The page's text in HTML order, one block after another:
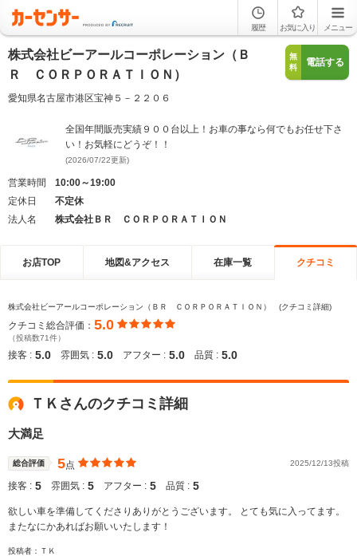
履歴 お気に入り メニュー
株式会社ビーアールコーポレーション（Ｂ
Ｒ ＣＯＲＰＯＲＡＴＩＯＮ）
愛知県名古屋市港区宝神５－２２０６
無
料
電話する
全国年間販売実績９００台以上！お車の事なら何でもお任せ下さ
い！お気軽にどうぞ！！
(2026/07/22更新)
営業時間
10:00～19:00
定休日
不定休
法人名
株式会社ＢＲ ＣＯＲＰＯＲＡＴＩＯＮ
お店TOP 地図&アクセス 在庫一覧 クチコミ
株式会社ビーアールコーポレーション（ＢＲ ＣＯＲＰＯＲＡＴＩＯＮ） (クチコミ詳細)
クチコミ総合評価： 5.0
（投稿数71件）
接客 : 5.0 雰囲気 : 5.0 アフター : 5.0 品質 : 5.0
ＴＫさんのクチコミ詳細
大満足
総合評価 5点 2025/12/13投稿
接客 : 5 雰囲気 : 5 アフター : 5 品質 : 5
欲しい車を準備してくださりありがとうございます。 とても気に入ってます。
またなにかあればお願いいたします！
投稿者：ＴＫ